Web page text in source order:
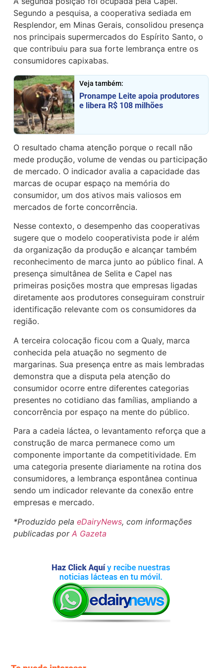
Segundo a pesquisa, a cooperativa sediada em
Resplendor, em Minas Gerais, consolidou presença
nos principais supermercados do Espírito Santo, o
que contribuiu para sua forte lembrança entre os
consumidores capixabas.
Veja também:
Pronampe Leite apoia produtores
e libera R$ 108 milhões
O resultado chama atenção porque o recall não
mede produção, volume de vendas ou participação
de mercado. O indicador avalia a capacidade das
marcas de ocupar espaço na memória do
consumidor, um dos ativos mais valiosos em
mercados de forte concorrência.
Nesse contexto, o desempenho das cooperativas
sugere que o modelo cooperativista pode ir além
da organização da produção e alcançar também
reconhecimento de marca junto ao público final. A
presença simultânea de Selita e Capel nas
primeiras posições mostra que empresas ligadas
diretamente aos produtores conseguiram construir
identificação relevante com os consumidores da
região.
A terceira colocação ficou com a Qualy, marca
conhecida pela atuação no segmento de
margarinas. Sua presença entre as mais lembradas
demonstra que a disputa pela atenção do
consumidor ocorre entre diferentes categorias
presentes no cotidiano das famílias, ampliando a
concorrência por espaço na mente do público.
Para a cadeia láctea, o levantamento reforça que a
construção de marca permanece como um
componente importante da competitividade. Em
uma categoria presente diariamente na rotina dos
consumidores, a lembrança espontânea continua
sendo um indicador relevante da conexão entre
empresas e mercado.
*Produzido pelaeDairyNews, com informações
publicadas porA Gazeta